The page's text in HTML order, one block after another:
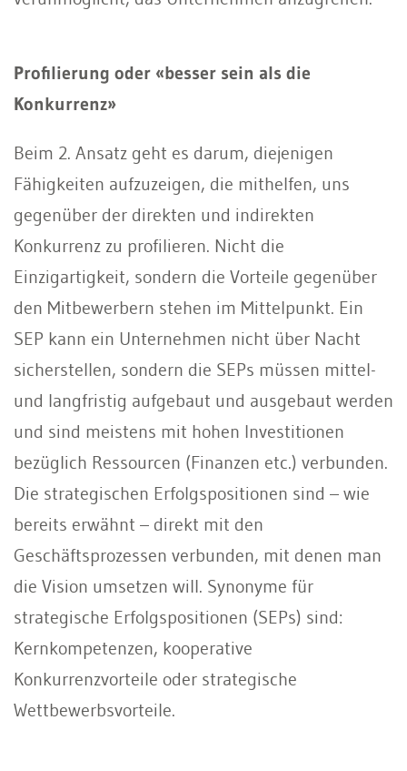
Proﬁlierung oder «besser sein als die
Konkurrenz»
Beim 2. Ansatz geht es darum, diejenigen
Fähigkeiten aufzuzeigen, die mithelfen, uns
gegenüber der direkten und indirekten
Konkurrenz zu profilieren. Nicht die
Einzigartigkeit, sondern die Vorteile gegenüber
den Mitbewerbern stehen im Mittelpunkt. Ein
SEP kann ein Unternehmen nicht über Nacht
sicherstellen, sondern die SEPs müssen mittel-
und langfristig aufgebaut und ausgebaut werden
und sind meistens mit hohen Investitionen
bezüglich Ressourcen (Finanzen etc.) verbunden.
Die strategischen Erfolgspositionen sind – wie
bereits erwähnt – direkt mit den
Geschäftsprozessen verbunden, mit denen man
die Vision umsetzen will. Synonyme für
strategische Erfolgspositionen (SEPs) sind:
Kernkompetenzen, kooperative
Konkurrenzvorteile oder strategische
Wettbewerbsvorteile.